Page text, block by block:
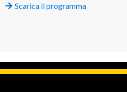
Scarica il programma